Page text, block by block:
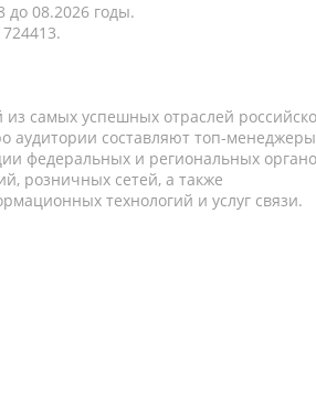
до 08.2026 годы.
самых успешных отраслей
аудитории составляют топ-
федеральных и региональных
розничных сетей, а также
технологий и услуг связи.